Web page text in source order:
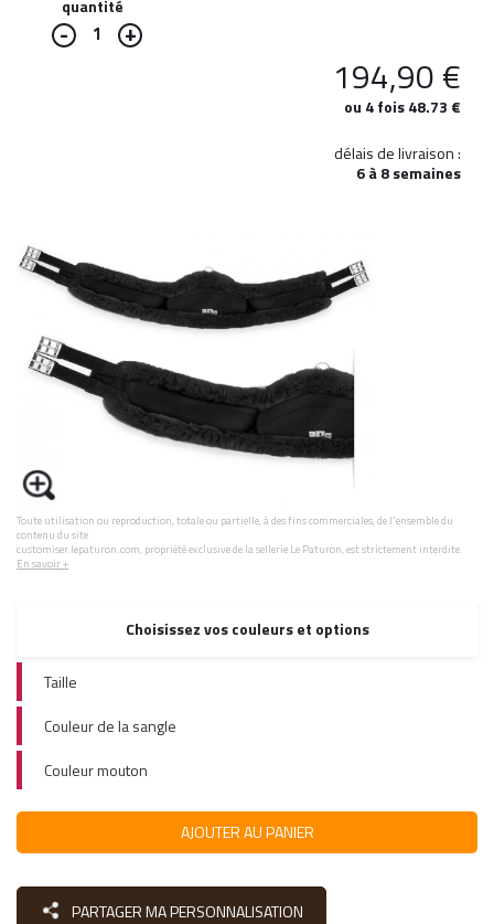
quantité
1
194,90€
ou 4 fois 48.73 €
délais de livraison :
6 à 8 semaines
Toute utilisation ou reproduction, totale ou partielle, à des fins commerciales, de l'ensemble du
contenu du site
customiser.lepaturon.com, propriété exclusive de la sellerie Le Paturon, est strictement interdite.
En savoir +
Choisissez vos couleurs et options
Taille
Couleur de la sangle
Couleur mouton
AJOUTER AU PANIER
PARTAGER MA PERSONNALISATION